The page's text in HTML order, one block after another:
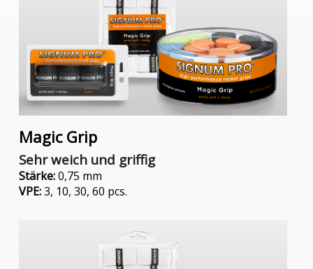
Magic Grip
Sehr weich und griffig
Stärke:0,75 mm
VPE:3, 10, 30, 60 pcs.